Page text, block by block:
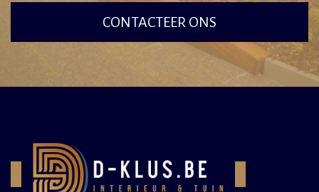
CONTACTEER ONS